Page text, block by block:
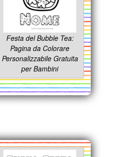
Festa del Bubble Tea:
Pagina da Colorare
Personalizzabile Gratuita
per Bambini